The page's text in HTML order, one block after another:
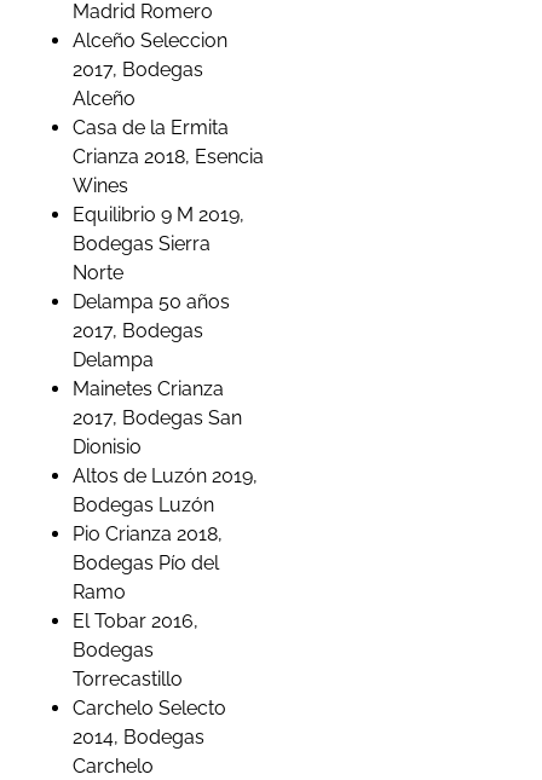
Madrid Romero
Alceño Seleccion
2017, Bodegas
Alceño
Casa de la Ermita
Crianza 2018, Esencia
Wines
Equilibrio 9 M 2019,
Bodegas Sierra
Norte
Delampa 50 años
2017, Bodegas
Delampa
Mainetes Crianza
2017, Bodegas San
Dionisio
Altos de Luzón 2019,
Bodegas Luzón
Pio Crianza 2018,
Bodegas Pío del
Ramo
El Tobar 2016,
Bodegas
Torrecastillo
Carchelo Selecto
2014, Bodegas
Carchelo